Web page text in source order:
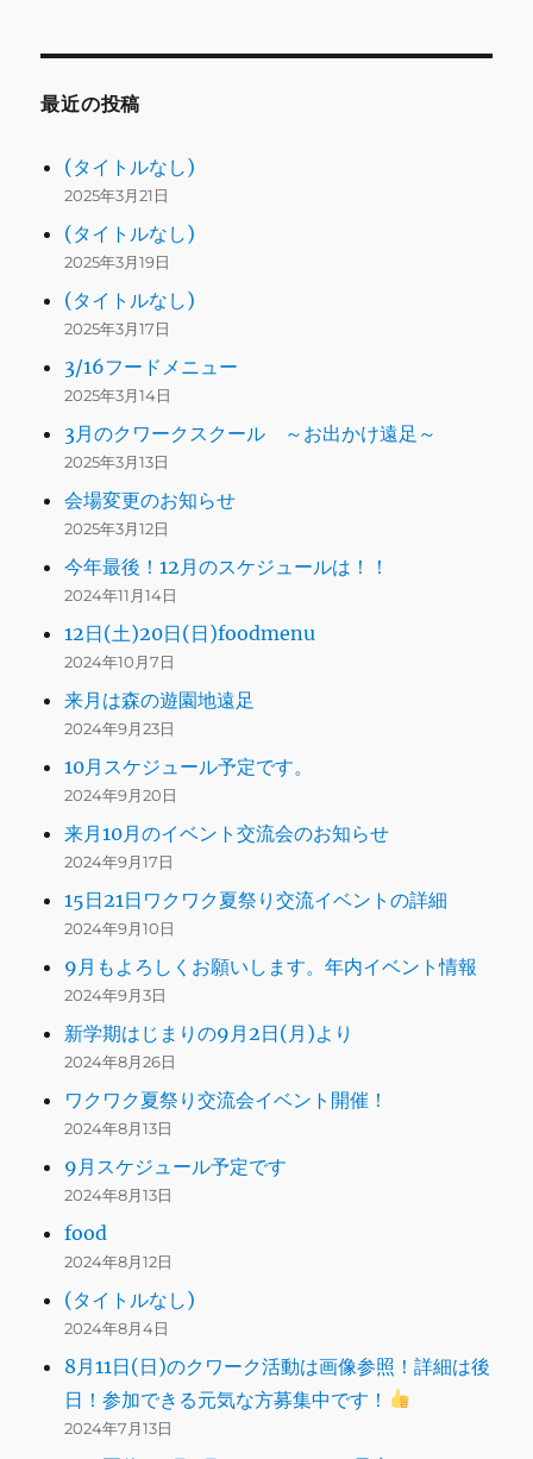
最近の投稿
(タイトルなし)
2025年3月21日
(タイトルなし)
2025年3月19日
(タイトルなし)
2025年3月17日
3/16フードメニュー
2025年3月14日
3月のクワークスクール ～お出かけ遠足～
2025年3月13日
会場変更のお知らせ
2025年3月12日
今年最後！12月のスケジュールは！！
2024年11月14日
12日(土)20日(日)foodmenu
2024年10月7日
来月は森の遊園地遠足
2024年9月23日
10月スケジュール予定です。
2024年9月20日
来月10月のイベント交流会のお知らせ
2024年9月17日
15日21日ワクワク夏祭り交流イベントの詳細
2024年9月10日
9月もよろしくお願いします。年内イベント情報
2024年9月3日
新学期はじまりの9月2日(月)より
2024年8月26日
ワクワク夏祭り交流会イベント開催！
2024年8月13日
9月スケジュール予定です
2024年8月13日
food
2024年8月12日
(タイトルなし)
2024年8月4日
8月11日(日)のクワーク活動は画像参照！詳細は後
日！参加できる元気な方募集中です！
2024年7月13日